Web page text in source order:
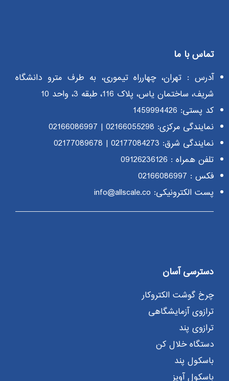
تماس با ما
آدرس : تهران، چهارراه تیموری، به طرف مترو دانشگاه
شریف، ساختمان یاس، پلاک 116، طبقه 3، واحد 10
کد پستی: 1459994426
نمایندگی مرکزی: 02166055298
|
02166086997
نمایندگی شرق: 02177084273
|
02177089678
تلفن همراه : 09126236126
فکس : 02166086997
پست الکترونیکی: info@allscale.co
دسترسی آسان
چرخ گوشت الکتروکار
ترازوی آزمایشگاهی
ترازوی پند
دستگاه خلال کن
باسکول پند
باسکول آویز